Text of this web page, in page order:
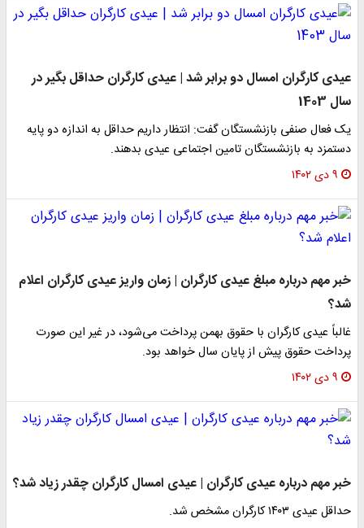
عیدی کارگران امسال دو برابر شد | عیدی کارگران حداقل بگیر در
سال 1403
یک فعال صنفی بازنشستگان گفت: انتظار داریم حداقل به اندازه دو پایه
دستمزد به بازنشستگان تامین اجتماعی عیدی بدهند.
۹ دی ۱۴۰۲
خبر مهم درباره مبلغ عیدی کارگران | زمان واریز عیدی کارگران اعلام
شد؟
غالباً عیدی کارگران با حقوق بهمن پرداخت می‌شود، در غیر این صورت
پرداخت حقوق پیش از پایان سال خواهد بود.
۹ دی ۱۴۰۲
خبر مهم درباره عیدی کارگران | عیدی امسال کارگران چقدر زیاد شد؟
حداقل عیدی ۱۴۰۳ کارگران مشخص شد.